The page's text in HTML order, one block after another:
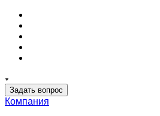
Задать вопрос
Компания